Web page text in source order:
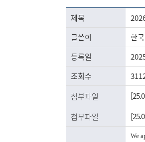
제목
글쓴이
한
등록일
조회수
첨부파일
첨부파일
We